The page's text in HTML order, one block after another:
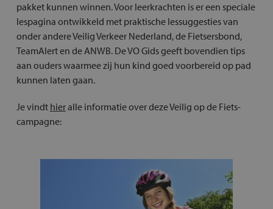
pakket kunnen winnen. Voor leerkrachten is er een speciale
lespagina ontwikkeld met praktische lessuggesties van
onder andere Veilig Verkeer Nederland, de Fietsersbond,
TeamAlert en de ANWB. De VO Gids geeft bovendien tips
aan ouders waarmee zij hun kind goed voorbereid op pad
kunnen laten gaan.
Je vindt hieralle informatie over deze Veilig op de Fiets-
campagne: